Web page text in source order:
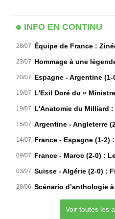
INFO EN CONTINU
28/07 Équipe de France :
23/07 Hommage à une
20/07 Espagne - Argentine
19/07 L'Exil Doré du «
19/07 L'Anatomie du Milliard
15/07 Argentine - Angleterre
14/07 France - Espagne (1-
09/07 France - Maroc (2-0) :
03/07 Suisse - Algérie (2-0) :
28/06 Scénario d’anthologie
Voir toutes les